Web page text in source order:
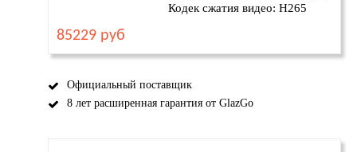
Кодек сжатия видео: H265
85229 руб
Официальный поставщик
8 лет расширенная гарантия от GlazGo